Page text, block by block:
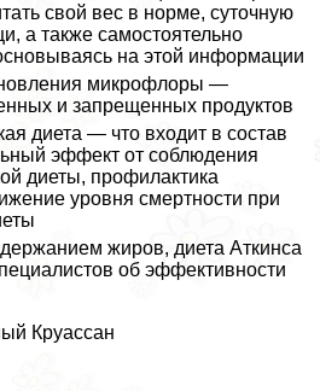
свой вес в норме, суточную
а также самостоятельно
на этой информации
микрофлоры —
и запрещенных продуктов
диета — что входит в состав
эффект от соблюдения
диеты, профилактика
уровня cмepтности при
жиров, диета Аткинса
об эффективности
Круассан